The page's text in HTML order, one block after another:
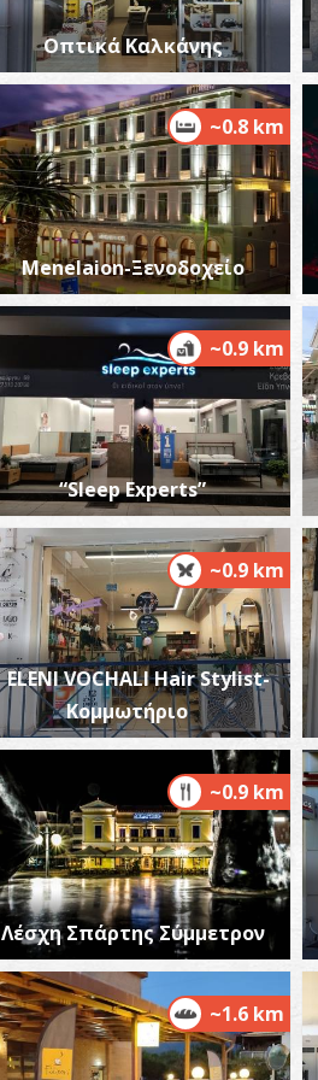
Οπτικά Καλκάνης
~0.8 km
Menelaion-Ξενοδοχείο
~0.9 km
“Sleep Experts”
~0.9 km
ELENI VOCHALI Hair Stylist-
Κομμωτήριο
~0.9 km
Λέσχη Σπάρτης Σύμμετρον
~1.6 km